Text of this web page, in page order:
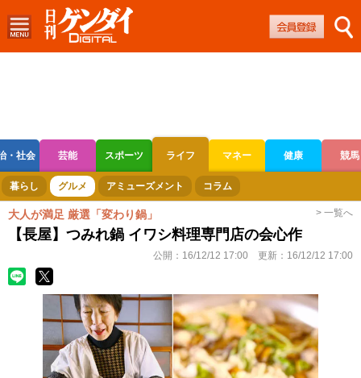
・社会 芸能 スポーツ ライフ マネー 健康 競馬
ボートレース 競輪 オートレース
暮らし グルメ アミューズメント コラム
大人が満足 厳選「変わり鍋」 > 一覧へ
【長屋】つみれ鍋 イワシ料理専門店の会心作
公開： 16/12/12 17:00 更新： 16/12/12 17:00